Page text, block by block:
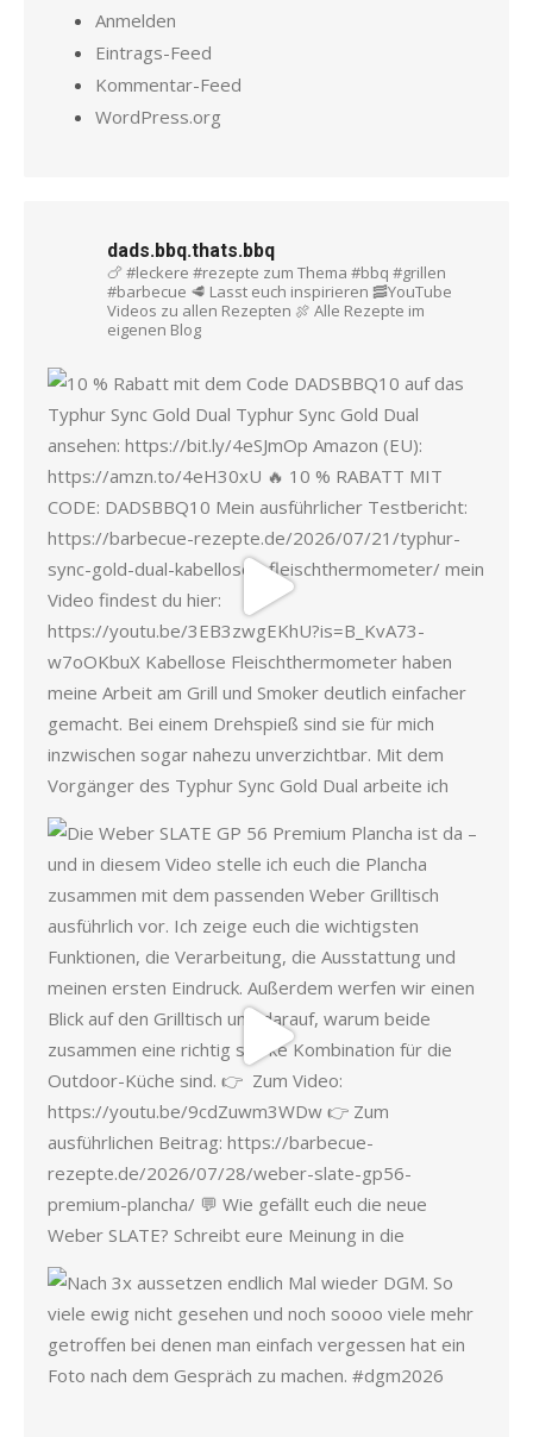
Anmelden
Eintrags-Feed
Kommentar-Feed
WordPress.org
dads.bbq.thats.bbq
🍗 #leckere #rezepte zum Thema #bbq #grillen
#barbecue 🥩 Lasst euch inspirieren 🥓YouTube
Videos zu allen Rezepten 🍖 Alle Rezepte im
eigenen Blog